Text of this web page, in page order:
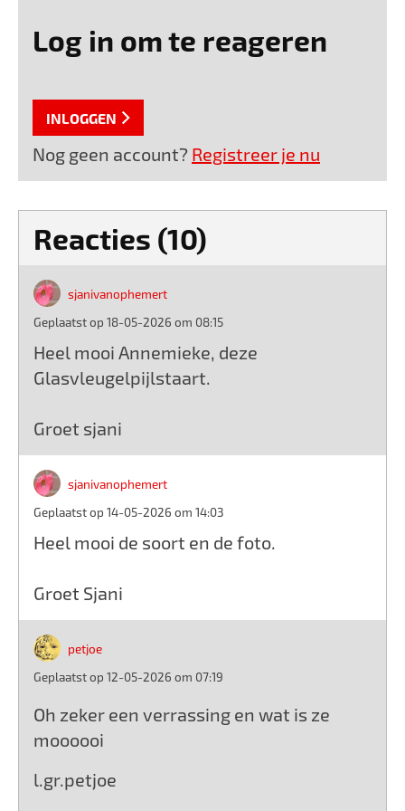
Log in om te reageren
INLOGGEN
Nog geen account? Registreer je nu
Reacties (10)
sjanivanophemert
Geplaatst op 18-05-2026 om 08:15
Heel mooi Annemieke, deze
Glasvleugelpijlstaart.
Groet sjani
sjanivanophemert
Geplaatst op 14-05-2026 om 14:03
Heel mooi de soort en de foto.
Groet Sjani
petjoe
Geplaatst op 12-05-2026 om 07:19
Oh zeker een verrassing en wat is ze
moooooi
l.gr.petjoe